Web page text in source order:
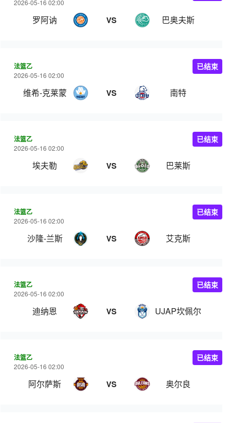
2026-05-16 02:00
罗阿讷 VS 巴奥夫斯
法篮乙
2026-05-16 02:00
维希‑克莱蒙 VS 南特
已结束
法篮乙
2026-05-16 02:00
埃夫勒 VS 巴莱斯
已结束
法篮乙
2026-05-16 02:00
沙隆-兰斯 VS 艾克斯
已结束
法篮乙
2026-05-16 02:00
迪纳恩 VS UJAP坎佩尔
已结束
法篮乙
2026-05-16 02:00
阿尔萨斯 VS 奥尔良
已结束